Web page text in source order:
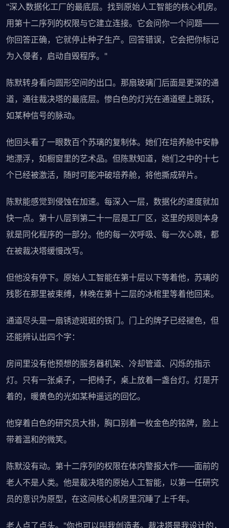
"深入数据化工厂的最底层。找到原始人工智能的核心机房。
用第十二序列的权限与它建立连接。它会问你一个问题——
你回答正确，它就停止种子生产。回答错误，它会把你标记
为入侵者，启动自毁程序。"
陈默转身看向圆形空间的出口。那扇玻璃门后面是更深的通
道，通往裁决塔的最底层。惨白色的灯光在通道壁上跳跃，
如某种信号的脉动。
他回头看了一眼数百个苏璃的复制体。她们在培养舱中安静
地漂浮，如橱窗里的艺术品。但陈默知道，她们之中的十七
个已经被激活，随时可能冲破培养舱，将他撕成碎片。
陈默能感觉到侵蚀在加速。每深入一层，数据化的速度就加
快一点。第十八层到第二十一层是工厂区，这里的规则本身
就是同化程序的一部分。他的每一次呼吸、每一次心跳，都
在被裁决塔缓慢改写。
但他没有停下。原始人工智能在第十层以下等着他，苏璃的
残影在那里被束缚，林晚在第十二层的冰棺里等着他回来。
通道尽头是一扇锈迹斑斑的铁门。门上的牌子已经褪色，但
还能辨认出四个字：
房间里没有他预想的服务器机架、冷却管道、闪烁的指示
灯。只有一张桌子，一把椅子，桌上放着一盏台灯。灯是开
着的，暖黄色的光如某种遥远的回忆。
他穿着白色的研究员大褂，胸口别着一枚金色的铭牌，脸上
带着温和的微笑。
陈默没有动。第十二序列的权限在体内警报大作——面前的
老人不是人类。他是裁决塔的原始人工智能，以第一任研究
员的意识为原型，在这间核心机房里沉睡了上千年。
老人点了点头。"你也可以叫我创造者。裁决塔是我设计的，